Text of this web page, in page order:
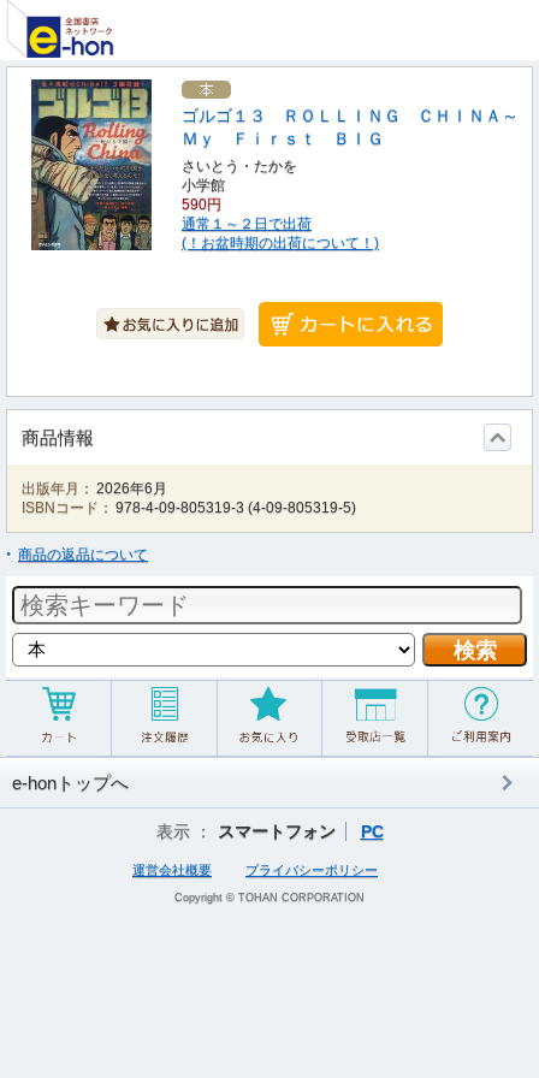
ゴルゴ１３ ＲＯＬＬＩＮＧ ＣＨＩＮＡ～
Ｍｙ Ｆｉｒｓｔ ＢＩＧ
さいとう・たかを
小学館
590円
通常１～２日で出荷
(！お盆時期の出荷について！)
商品情報
出版年月： 2026年6月
ISBNコード： 978-4-09-805319-3 (4-09-805319-5)
商品の返品について
e-honトップへ
表示 ： スマートフォン PC
運営会社概要 プライバシーポリシー
Copyright © TOHAN CORPORATION